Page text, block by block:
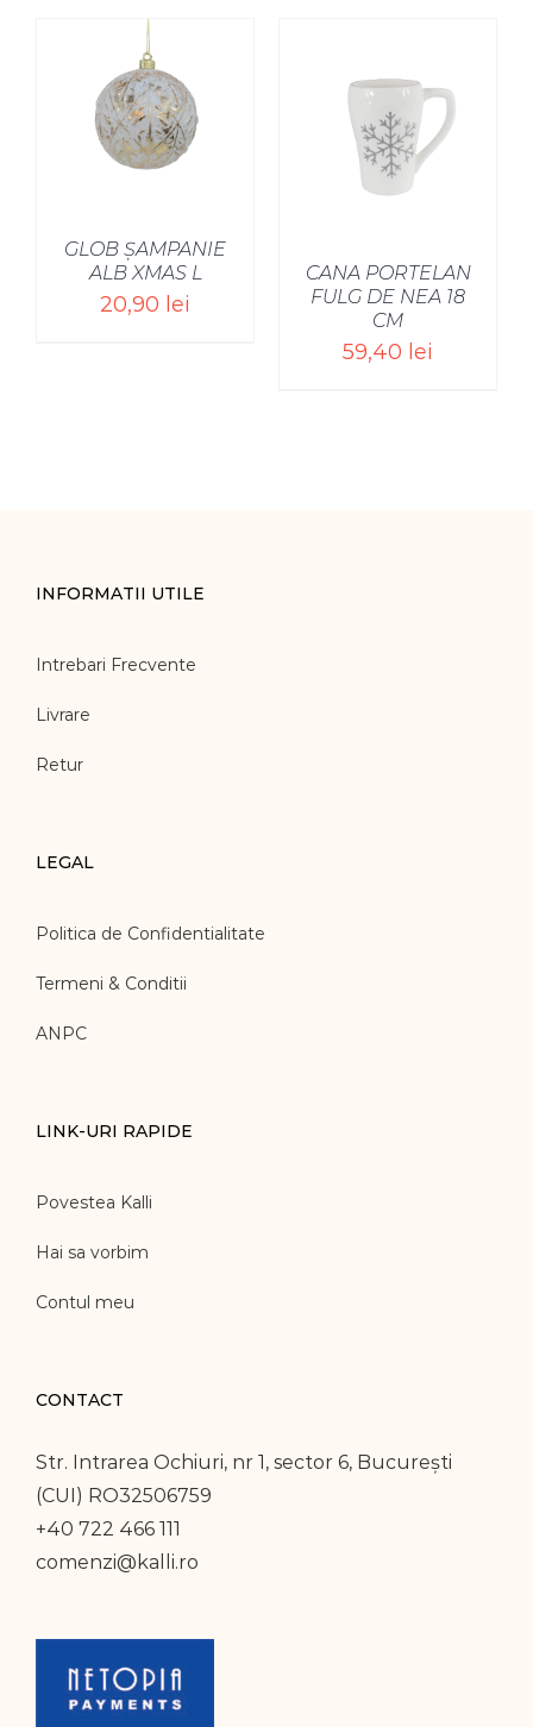
GLOB ȘAMPANIE
ALB XMAS L
20,90 lei
SELECT OPTIONS
/
CANA PORTELAN
FULG DE NEA 18
CM
59,40 lei
INFORMATII UTILE
Intrebari Frecvente
Livrare
Retur
LEGAL
Politica de Confidentialitate
Termeni & Conditii
ANPC
LINK-URI RAPIDE
Povestea Kalli
Hai sa vorbim
Contul meu
CONTACT
Str. Intrarea Ochiuri, nr 1, sector 6, București
(CUI) RO32506759
+40 722 466 111
comenzi@kalli.ro